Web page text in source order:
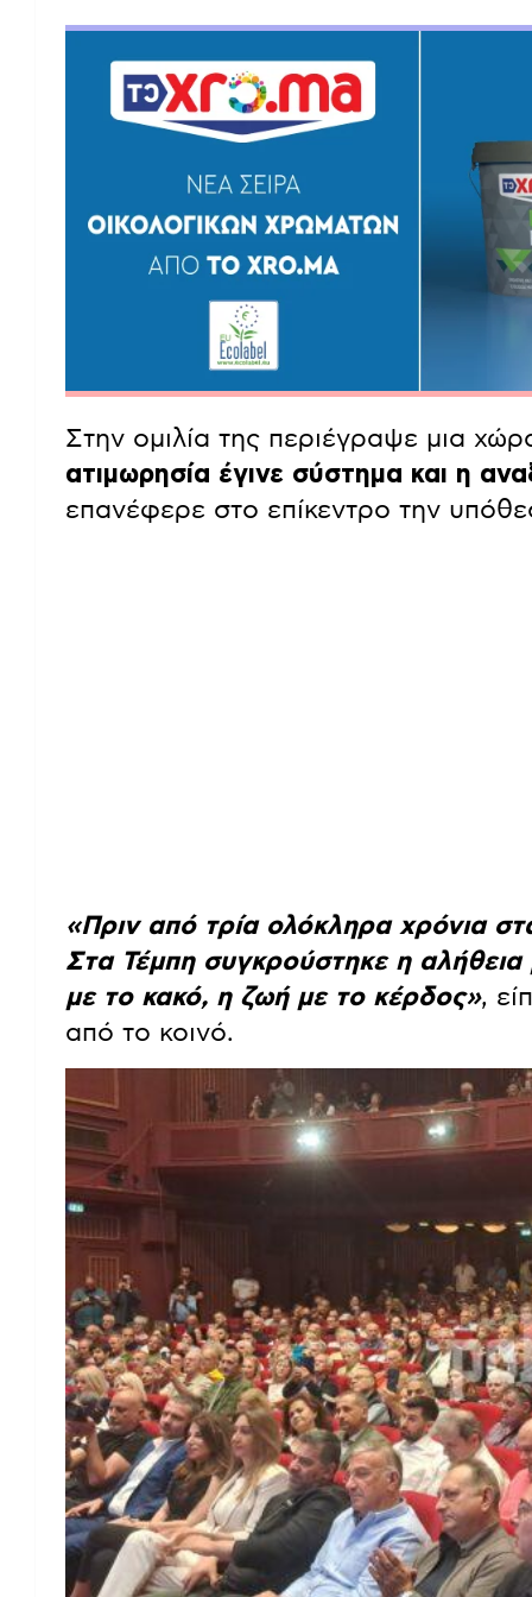
Στην ομιλία της περιέγραψε μια
ατιμωρησία έγινε σύστημα και η
επανέφερε στο επίκεντρο την
«Πριν από τρία ολόκληρα χρόνια
Στα Τέμπη συγκρούστηκε η
με το κακό, η ζωή με το κέρδος»,
από το κοινό.